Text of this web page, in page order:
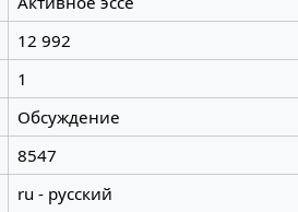
12 992
1
Обсуждение
8547
ru - русский